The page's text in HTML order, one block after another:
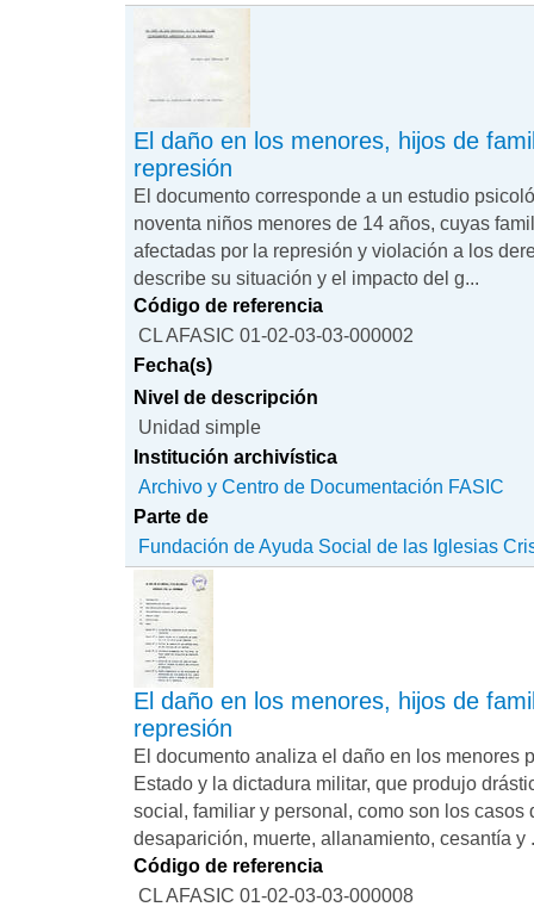
El daño en los menores, hijos de
represión
El documento corresponde a un estudio
noventa niños menores de 14 años, cuyas
afectadas por la represión y violación a los
describe su situación y el impacto del g...
Código de referencia
CL AFASIC 01-02-03-03-000002
Fecha(s)
Nivel de descripción
Unidad simple
Institución archivística
Archivo y Centro de Documentación FASIC
Parte de
Fundación de Ayuda Social de las Iglesias
El daño en los menores, hijos de
represión
El documento analiza el daño en los menores
Estado y la dictadura militar, que produjo
social, familiar y personal, como son los casos
desaparición, muerte, allanamiento, cesantía y
Código de referencia
CL AFASIC 01-02-03-03-000008